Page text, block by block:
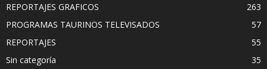
REPORTAJES GRAFICOS
263
PROGRAMAS TAURINOS TELEVISADOS
57
REPORTAJES
55
Sin categoría
35